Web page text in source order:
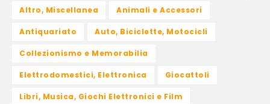
Altro, Miscellanea Animali e Accessori
Antiquariato Auto, Biciclette, Motocicli
Collezionismo e Memorabilia
Elettrodomestici, Elettronica Giocattoli
Libri, Musica, Giochi Elettronici e Film